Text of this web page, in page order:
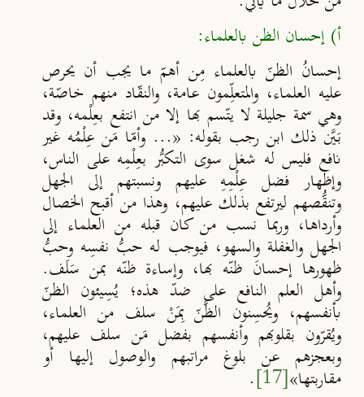
أ) إحسان الظن بالعلماء:
إحسانُ الظنّ بالعلماء مِن أهمّ ما يجب أن يحرص
عليه العلماء، والمتعلِمون عامة، والنقّاد منهم خاصّة،
وهي سمة جليلة لا يتّسم بها إلا من انتفع بعِلْمه، وقد
بَيَن ذلك ابن رجب بقوله: «... وأما مَن عِلْمُه غير
نافع فليس له شغل سوى التكب ُر بعِلْمِه على الناس،
وإظهار فضل عِلْمِهِ عليهم ونسبتهم إلى الجهل
وتنقُصهم ليرتفع بذلك عليهم، وهذا من أقبح الخصال
وأرداها، وربما نسب من كان قبله من العلماء إلى
الجهل والغفلة والسهو، فيوجب له حب ُ نفسِه وحب
ظهورها إحسانَ ظنّه بها، وإساءة ظنّه بمن سَلَف.
وأهل العلم النافع على ضد هذه؛ يُسِيئون الظنّ
بأنفسهم، ويُحسِنون الظَّنّ بِمَنْ سلف من العلماء،
ويُقرّونبقلوبهم وأنفسهم بفضل مَن سلف عليهم،
وبعجزهم عن بلوغ مراتبهم والوصول إليها أو
مقاربتها»[17]
.